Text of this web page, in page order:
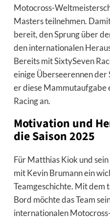
Motocross-
Masters teilnehmen.
bereit, den Sprung über
den internationalen
Bereits mit SixtySeven
einige Überseerennen der
er diese
Racing an.
Motivation und
die Saison 2025
Für Matthias Kiok und
mit Kevin Brumann ein
Teamgeschichte. Mit dem
Bord möchte das Team
internationalen